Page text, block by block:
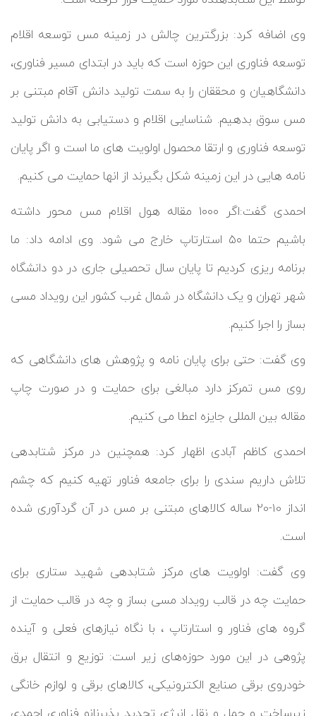
وی اضافه کرد: بزرگترین چالش در زمینه مس توسعه اقلام
توسعه فناوری این حوزه است که باید در ابتدای مسیر فناوری،
دانشگاهیان و محققان را به سمت تولید دانش آقام مبتنی بر
مس سوق بدهیم. شناسایی اقلام و دستیابی به دانش تولید
توسعه فناوری و ارتقا محصول اولویت های ما است و اگر پایان
نامه هایی در این زمینه شکل بگیرند از انها حمایت می کنیم.
احمدی گفت:‌اگر ۱۰۰۰ مقاله هول اقلام مس محور داشته
باشیم حتما ۵۰ استارتاپ خارج می شود. وی ادامه داد: ما
برنامه ریزی کردیم تا پایان سال تحصیلی جاری در دو دانشگاه
شهر تهران و یک دانشگاه در شمال غرب کشور این رویداد مسی
بساز را اجرا کنیم.
وی گفت: حتی برای پایان نامه و پژوهش های دانشگاهی که
روی مس تمرکز دارد مبالغی برای حمایت و در صورت چاپ
مقاله بین المللی جایزه اعطا می کنیم.
احمدی کاظم آبادی اظهار کرد: همچنین در مرکز شتابدهی
تلاش داریم سندی را برای جامعه فناور تهیه کنیم که چشم
انداز 10-20 ساله کالاهای مبتنی بر مس در آن گردآوری شده
است.
وی گفت: اولویت های مرکز شتابدهی شهید ستاری برای
حمایت چه در قالب رویداد مسی بساز و چه در قالب حمایت از
گروه های فناور و استارتاپ ، با نگاه نیازهای فعلی و آینده
پژوهی در این مورد حوزه‌های زیر است: توزیع و انتقال برق
خودروی برقی صنایع الکترونیکی، کالاهای برقی و لوازم خانگی